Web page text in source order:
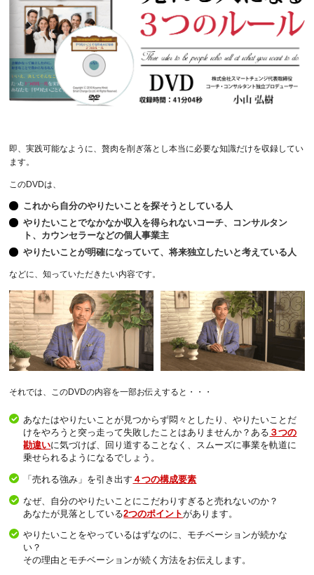
即、実践可能なように、贅肉を削ぎ落とし本当に必要な知識だけを収録してい
ます。
このDVDは、
これから自分のやりたいことを探そうとしている人
やりたいことでなかなか収入を得られないコーチ、コンサルタン
ト、カウンセラーなどの個人事業主
やりたいことが明確になっていて、将来独立したいと考えている人
などに、知っていただきたい内容です。
それでは、このDVDの内容を一部お伝えすると・・・
あなたはやりたいことが見つからず悶々としたり、やりたいことだ
けをやろうと突っ走って失敗したことはありませんか？ある ３つの
勘違いに気づけば、回り道することなく、スムーズに事業を軌道に
乗せられるようになるでしょう。
「売れる強み」を引き出す ４つの構成要素
なぜ、自分のやりたいことにこだわりすぎると売れないのか？
あなたが見落としている2つのポイントがあります。
やりたいことをやっているはずなのに、モチベーションが続かな
い？
その理由とモチベーションが続く方法をお伝えします。